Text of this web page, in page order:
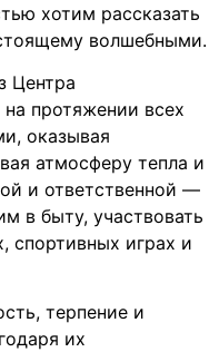
хотим рассказать
волшебными.
Центра
протяжении всех
оказывая
атмосферу тепла и
и ответственной —
в быту, участвовать
спортивных играх и
терпение и
их